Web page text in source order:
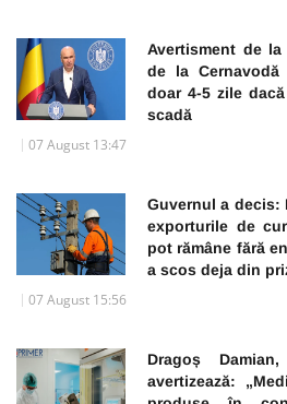
Avertisment de
de la
doar 4-5 zile
scadă
07 August 13:47
Guvernul a decis:
exporturile de
pot rămâne fără
a scos deja din
07 August 15:56
Dragoș
avertizează: